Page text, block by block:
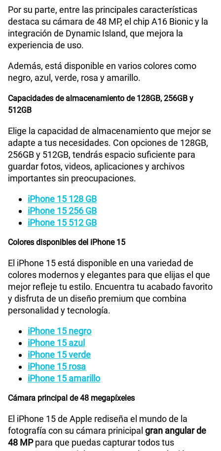
Paga solo
Paga solo S/189.90
Paga solo
200GB en alta velocidad
Ver menos planes
WiFI Si
Bluetooth
Cámara de fotos Principal Gran angular de 48 MP
Cámara de fotos Frontal Ultra gran angular de 12 MP
Radio FM
Grabadora de Voz
Tipo de Batería Batería de iones de litio
GPS
Reconocimiento Facial
Que viene en
la caja
iPhone con iOS 17 | Cable de carga USB‑C |
Documentación
Por su parte, entre las principales características
destaca su cámara de 48 MP, el chip A16 Bionic y la
integración de Dynamic Island, que mejora la
experiencia de uso.
Además, está disponible en varios colores como
negro, azul, verde, rosa y amarillo.
Capacidades de almacenamiento de 128GB, 256GB y
512GB
Elige la capacidad de almacenamiento que mejor se
adapte a tus necesidades. Con opciones de 128GB,
256GB y 512GB, tendrás espacio suficiente para
guardar fotos, videos, aplicaciones y archivos
importantes sin preocupaciones.
iPhone 15 128 GB
iPhone 15 256 GB
iPhone 15 512 GB
Colores disponibles del iPhone 15
El iPhone 15 está disponible en una variedad de
colores modernos y elegantes para que elijas el que
mejor refleje tu estilo. Encuentra tu acabado favorito
y disfruta de un diseño premium que combina
personalidad y tecnología.
iPhone 15 negro
iPhone 15 azul
iPhone 15 verde
iPhone 15 rosa
iPhone 15 amarillo
Cámara principal de 48 megapíxeles
El iPhone 15 de Apple rediseña el mundo de la
fotografía con su cámara prinicipal gran angular de
48 MPpara que puedas capturar todos tus